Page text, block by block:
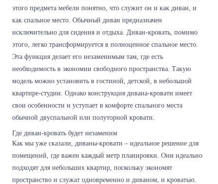
этого предмета мебели понятно, что служит он и как диван, и
как спальное место. Обычный диван предназначен
исключительно для сидения и отдыха. Диван-кровать, помимо
этого, легко трансформируется в полноценное спальное место.
Эта функция делает его незаменимым там, где есть
необходимость в экономии свободного пространства. Такую
модель можно установить в гостиной, детской, в небольшой
квартире-студии. Однако конструкция дивана-кровати имеет
свои особенности и уступает в комфорте спального места
обычной двуспальной или полуторной кровати.
Где диван-кровать будет незаменим
Как мы уже сказали, диваны-кровати – идеальное решение для
помещений, где важен каждый метр планировки. Они идеально
подходят для небольших квартир, поскольку экономят
пространство и служат одновременно и диваном, и кроватью.